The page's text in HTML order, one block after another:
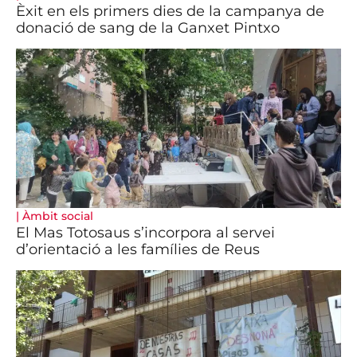
Èxit en els primers dies de la campanya de
donació de sang de la Ganxet Pintxo
| Àmbit social
El Mas Totosaus s’incorpora al servei
d’orientació a les famílies de Reus